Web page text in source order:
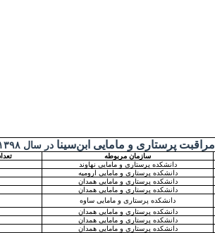
مراقبت پرستاری و مامایی ابن‌سینا در سال۱۳۹۸
سازمان مربوطه
دانشکده پرستاری و مامایی نهاوند
دانشکده پرستاری و مامایی ارومیه
دانشکده پرستاری و مامایی همدان
دانشکده پرستاری و مامایی همدان
دانشکده پرستاری و مامایی ساوه
دانشکده پرستاری و مامایی همدان
دانشکده پرستاری و مامایی همدان
دانشکده پرستاری و مامایی همدان